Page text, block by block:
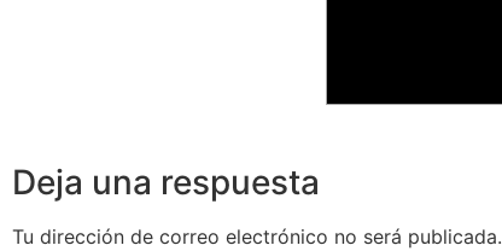
Deja una respuesta
Tu dirección de correo electrónico no será publicada.